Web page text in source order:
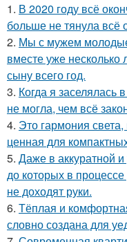
1. В 2020 году всё
больше не тянула всё
2. Мы с мужем
вместе уже несколько
сыну всего год.
3. Когда я заселялась
не могла, чем всё
4. Это гармония
ценная для
5. Даже в аккуратной
до которых в процессе
не доходят руки.
6. Тёплая и
словно создана для